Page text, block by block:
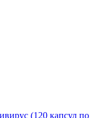
(120 капсул по